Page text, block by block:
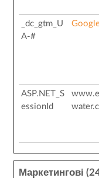
_dc_gtm_U
A-#
ASP.NET_S
essionId
Маркетингові